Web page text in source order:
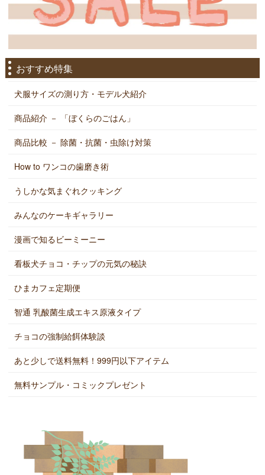
おすすめ特集
犬服サイズの測り方・モデル犬紹介
商品紹介 － 「ぼくらのごはん」
商品比較 － 除菌・抗菌・虫除け対策
How to ワンコの歯磨き術
うしかな気まぐれクッキング
みんなのケーキギャラリー
漫画で知るビーミーニー
看板犬チョコ・チップの元気の秘訣
ひまカフェ定期便
智通 乳酸菌生成エキス原液タイプ
チョコの強制給餌体験談
あと少しで送料無料！999円以下アイテム
無料サンプル・コミックプレゼント